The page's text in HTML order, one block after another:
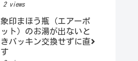
2 views
象印まほう瓶（エアーポ
ット）のお湯が出ないと
きパッキン交換せずに直
す